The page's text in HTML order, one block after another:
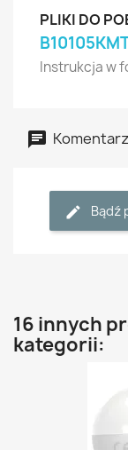
PLIKI DO
Instrukcja w
Bądź
16 innych
kategorii: